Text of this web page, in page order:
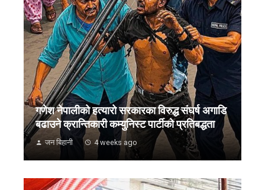
गणेश नेपालीको हत्यारो सरकारका विरुद्ध संघर्ष अगाडि
बढाउने क्रान्तिकारी कम्युनिस्ट पार्टीको प्रतिबद्धता
जन बिहानी 4 weeks ago